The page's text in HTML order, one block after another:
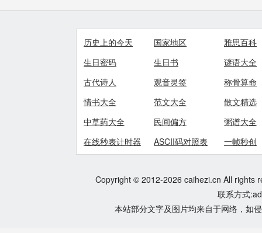
历史上的今天 国家地区
雅思百科
生日密码
生日书
谜语大全
古代诗人
观音灵签
称骨算命
情书大全
范文大全
散文精选
中草药大全
民间偏方
粥谱大全
在线秒表计时器
ASCII码对照表 一帧秒创
Copyright © 2012-2026 caihezi.cn All rights
联系方式
本站部分文字及图片均来自于网络，如